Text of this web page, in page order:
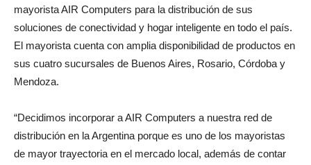
mayorista AIR Computers para la distribución de sus
soluciones de conectividad y hogar inteligente en todo el país.
El mayorista cuenta con amplia disponibilidad de productos en
sus cuatro sucursales de Buenos Aires, Rosario, Córdoba y
Mendoza.
“Decidimos incorporar a AIR Computers a nuestra red de
distribución en la Argentina porque es uno de los mayoristas
de mayor trayectoria en el mercado local, además de contar